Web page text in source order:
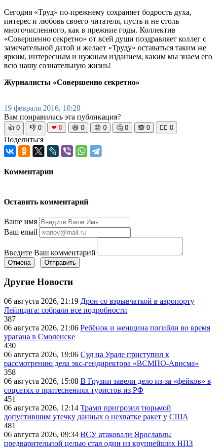
Сегодня «Труд» по-прежнему сохраняет бодрость духа,
интерес и любовь своего читателя, пусть и не столь
многочисленного, как в прежние годы. Коллектив
«Совершенно секретно» от всей души поздравляет коллег с
замечательной датой и желает «Труду» оставаться таким же
ярким, интересным и нужным изданием, каким мы знаем его
всю нашу сознательную жизнь!
Журналисты «Совершенно секретно»
19 февраля 2016, 10:28
Вам понравилась эта публикация?
👍 0 👎 0 ❤ 0 😆 0 😡 0 🤔 0 🙈 0 🧘‍♀️ 0
Поделиться
Комментарии
Оставить комментарий
Ваше имя
Ваш email
Введите Ваш комментарий
Отмена Отправить
Другие Новости
06 августа 2026, 21:19 Дрон со взрывчаткой в аэропорту
Лейпцига: собрали все подробности
387
06 августа 2026, 21:06 Ребёнок и женщина погибли во время
урагана в Смоленске
430
06 августа 2026, 19:06 Суд на Урале приступил к
рассмотрению дела экс-гендиректора «ВСМПО-Ависма»
358
06 августа 2026, 15:08 В Грузии завели дело из-за «фейков» в
соцсетях о притеснениях туристов из РФ
451
06 августа 2026, 12:14 Трамп пригрозил тюрьмой
допустившим утечку данных о нехватке ракет у США
481
06 августа 2026, 09:34 ВСУ атаковали Ярославль:
предварительной целью стал один из крупнейших НПЗ